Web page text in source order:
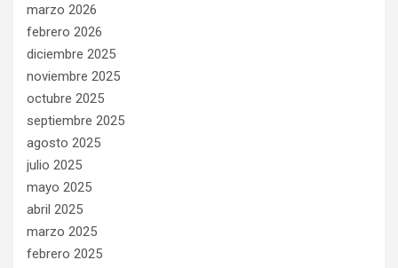
marzo 2026
febrero 2026
diciembre 2025
noviembre 2025
octubre 2025
septiembre 2025
agosto 2025
julio 2025
mayo 2025
abril 2025
marzo 2025
febrero 2025